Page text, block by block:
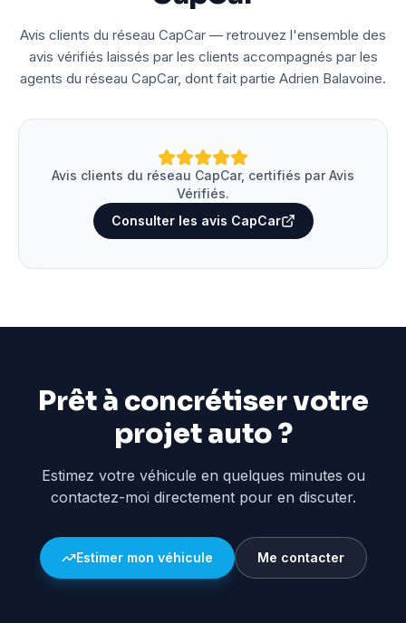
Avis clients du réseau CapCar — retrouvez l'ensemble des
avis vérifiés laissés par les clients accompagnés par les
agents du réseau CapCar, dont fait partie Adrien Balavoine.
Avis clients du réseau CapCar, certifiés par Avis
Vérifiés.
Consulter les avis CapCar
Prêt à concrétiser votre
projet auto ?
Estimez votre véhicule en quelques minutes ou
contactez-moi directement pour en discuter.
Estimer mon véhicule Me contacter